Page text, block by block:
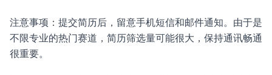
注意事项：提交简历后，留意手机短信和邮件通知。由于是
不限专业的热门赛道，简历筛选量可能很大，保持通讯畅通
很重要。